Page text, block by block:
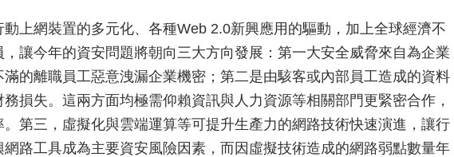
上網裝置的多元化、各種Web 2.0新興應用的驅動，加上全球經濟不
讓今年的資安問題將朝向三大方向發展：第一大安全威脅來自為企業
的離職員工惡意洩漏企業機密；第二是由駭客或內部員工造成的資料
損失。這兩方面均極需仰賴資訊與人力資源等相關部門更緊密合作，
第三，虛擬化與雲端運算等可提升生產力的網路技術快速演進，讓行
路工具成為主要資安風險因素，而因虛擬技術造成的網路弱點數量年